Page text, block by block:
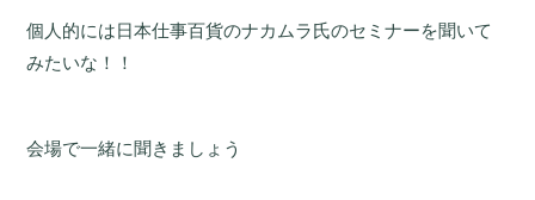
個人的には日本仕事百貨のナカムラ氏のセミナーを聞いて
みたいな！！
会場で一緒に聞きましょう